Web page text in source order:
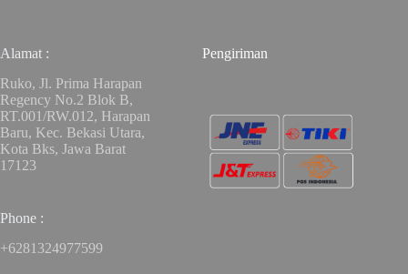
Alamat :
Ruko, Jl. Prima Harapan
Regency No.2 Blok B,
RT.001/RW.012, Harapan
Baru, Kec. Bekasi Utara,
Kota Bks, Jawa Barat
17123
Phone :
+6281324977599
Pengiriman